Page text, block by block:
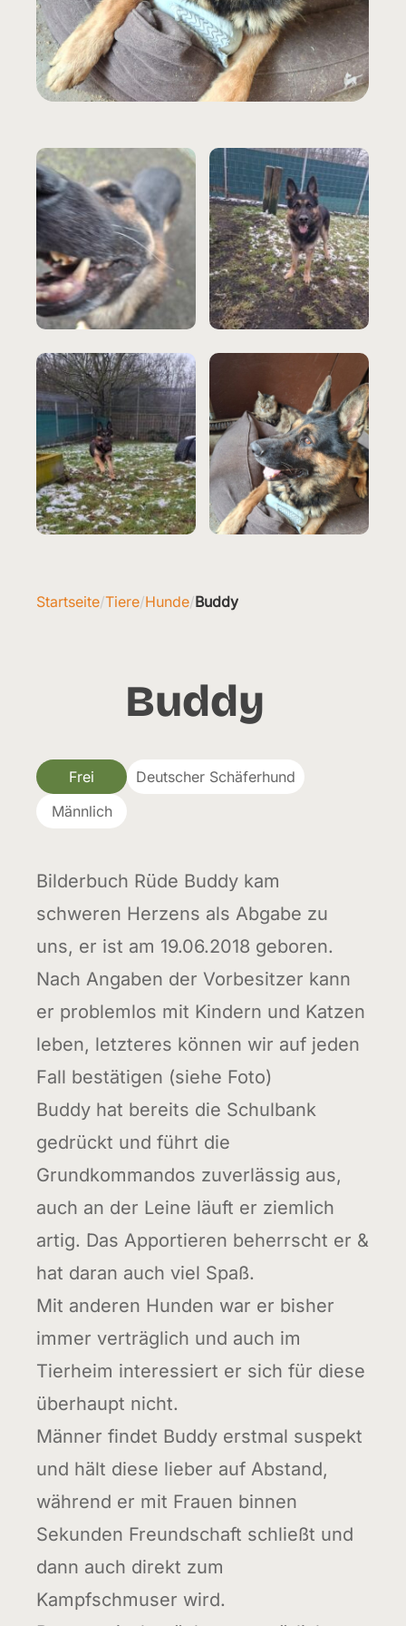
Startseite/Tiere/Hunde/Buddy
Buddy
Frei
Deutscher Schäferhund
Männlich
Bilderbuch Rüde Buddy kam
schweren Herzens als Abgabe zu
uns, er ist am 19.06.2018 geboren.
Nach Angaben der Vorbesitzer kann
er problemlos mit Kindern und Katzen
leben, letzteres können wir auf jeden
Fall bestätigen (siehe Foto)
Buddy hat bereits die Schulbank
gedrückt und führt die
Grundkommandos zuverlässig aus,
auch an der Leine läuft er ziemlich
artig. Das Apportieren beherrscht er &
hat daran auch viel Spaß.
Mit anderen Hunden war er bisher
immer verträglich und auch im
Tierheim interessiert er sich für diese
überhaupt nicht.
Männer findet Buddy erstmal suspekt
und hält diese lieber auf Abstand,
während er mit Frauen binnen
Sekunden Freundschaft schließt und
dann auch direkt zum
Kampfschmuser wird.